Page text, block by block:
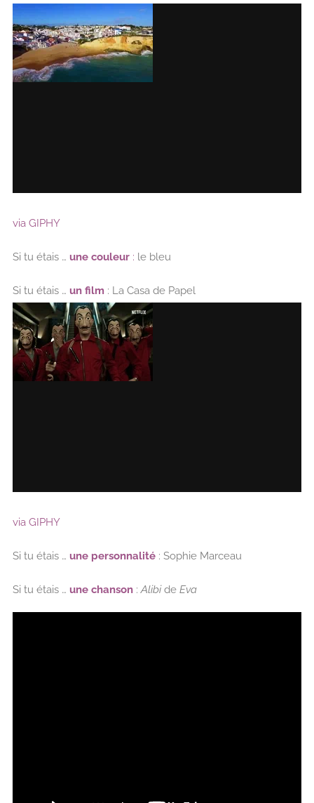
via GIPHY
Si tu étais … une couleur : le bleu
Si tu étais … un film : La Casa de Papel
via GIPHY
Si tu étais … une personnalité : Sophie Marceau
Si tu étais … une chanson :Alibide Eva